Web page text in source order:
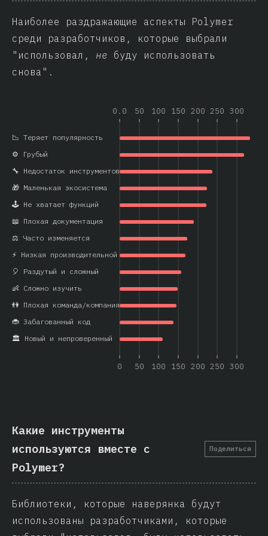
Наиболее раздражающие аспекты Polymer
среди разработчиков, которые выбрали
"использовал, не буду использовать
снова".
0.0 50 100 150 200 250 300
0 50 100 150 200 250 300
🏛️ Новый и непроверенный
🐞 Забагованный код
👫 Плохая команда/компания
👶 Сложно изучить
🎈 Раздутый и сложный
⚡ Низкая производительной
⚖️ Часто изменяется
📖 Плохая документация
🕹️ Не хватает функций
🎁 Маленькая экосистема
🔧 Недостаток инструментов
⚙️ Грубый
📉 Теряет популярность
Какие инструменты
используются вместе с
Polymer?
Поделиться
Библиотеки, которые наверянка будут
использованы разработчиками, которые